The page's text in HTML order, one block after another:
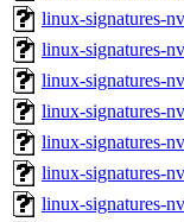
linux-signatures-
linux-signatures-
linux-signatures-
linux-signatures-
linux-signatures-
linux-signatures-
linux-signatures-